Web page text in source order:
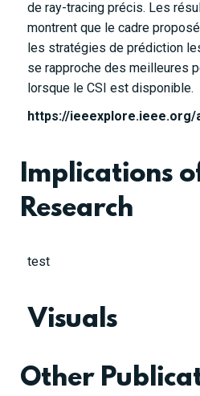
de ray-tracing précis. Les
montrent que le cadre
les stratégies de prédiction
se rapproche des meilleures
lorsque le CSI est disponible.
https://
Implications
Research
test
Visuals
Other